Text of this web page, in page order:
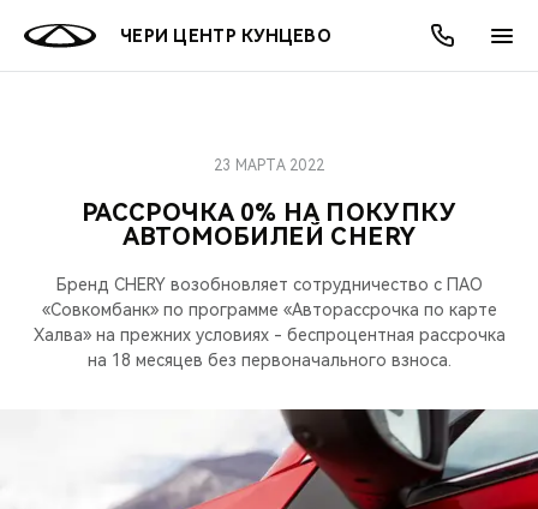
ЧЕРИ ЦЕНТР КУНЦЕВО
МОДЕЛИ
ВСЕ МОДЕЛИ
КРОССОВЕРЫ
ПОКУПАТЕЛЯМ
ВЫБОР И ПОКУПКА
КРЕДИТ И СТРАХОВАНИЕ
ВЛАДЕЛЬЦАМ
ЗАПЧАСТИ И АКСЕССУАРЫ
ПОДДЕРЖКА
МИР CHERY
О БРЕНДЕ
CHERY В СОЦСЕТЯХ
БЛАГОТВОРИТЕЛЬНОСТЬ
АКЦИИ
ВЫГОДЫ И АКЦИИ
ОНЛАЙН СЕРВИСЫ
ВЫБОР И ПОКУПКА
КРЕДИТ
О КОМПАНИИ
МЫ В СОЦСЕТЯХ
РАССРОЧКА 0% НА ПОКУПКУ
АВТОМОБИЛЕЙ CHERY
23 МАРТА 2022
Бренд CHERY возобновляет сотрудничество с ПАО
«Совкомбанк» по программе «Авторассрочка по карте
Халва» на прежних условиях - беспроцентная рассрочка
на 18 месяцев без первоначального взноса.